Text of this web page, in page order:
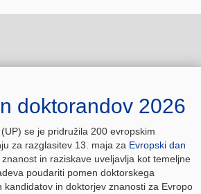
doktorandov 2026
se je pridružila 200 evropskim
za razglasitev 13. maja za Evropski dan
in raziskave uveljavlja kot temeljne
poudariti pomen doktorskega
kandidatov in doktorjev znanosti za Evropo